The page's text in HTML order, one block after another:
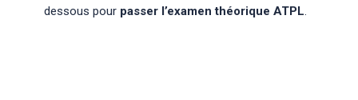
dessous pour passer l’examen théorique ATPL.